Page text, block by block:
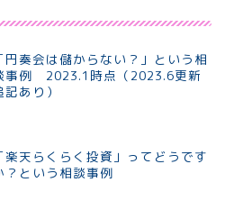
円奏会は儲からない？」という相
事例 2023.1時点（2023.6更新
記あり）
楽天らくらく投資」ってどうです
？という相談事例